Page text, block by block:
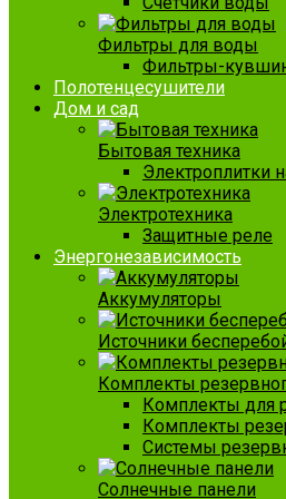
Фильтры для воды
Фильтры-
Полотенцесушители
Дом и сад
Бытовая техника
Электроплитки
Электротехника
Защитные реле
Энергонезависимость
Аккумуляторы
Источники
Комплекты
Комплекты для
Комплекты
Системы
Солнечные панели